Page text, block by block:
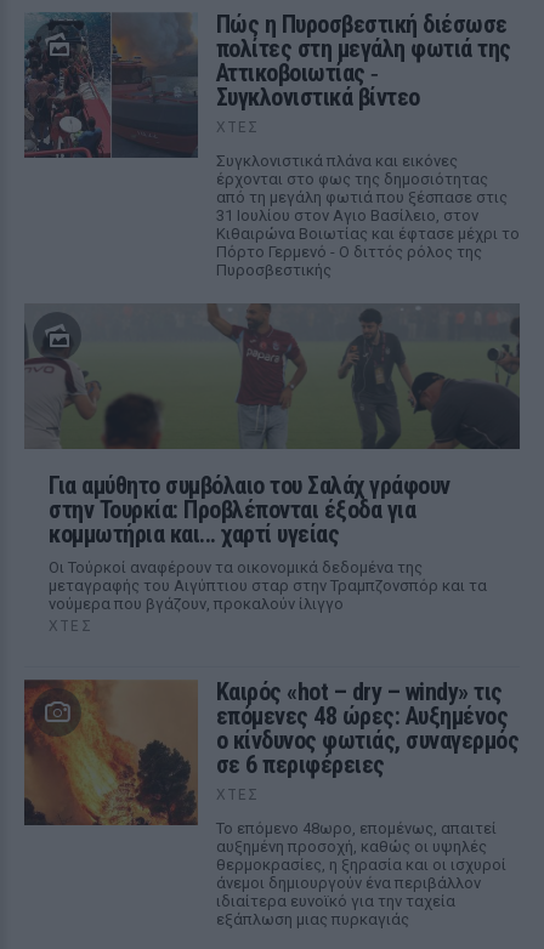
Πώς η Πυροσβεστική διέσωσε
πολίτες στη μεγάλη φωτιά της
Αττικοβοιωτίας ‑
Συγκλονιστικά βίντεο
ΧΤΕΣ
Συγκλονιστικά πλάνα και εικόνες
έρχονται στο φως της δημοσιότητας
από τη μεγάλη φωτιά που ξέσπασε στις
31 Ιουλίου στον Αγιο Βασίλειο, στον
Κιθαιρώνα Βοιωτίας και έφτασε μέχρι το
Πόρτο Γερμενό - Ο διττός ρόλος της
Πυροσβεστικής
Για αμύθητο συμβόλαιο του Σαλάχ γράφουν
στην Τουρκία: Προβλέπονται έξοδα για
κομμωτήρια και... χαρτί υγείας
Οι Τούρκοί αναφέρουν τα οικονομικά δεδομένα της
μεταγραφής του Αιγύπτιου σταρ στην Τραμπζονσπόρ και τα
νούμερα που βγάζουν, προκαλούν ίλιγγο
ΧΤΕΣ
Καιρός «hot – dry – windy» τις
επόμενες 48 ώρες: Αυξημένος
ο κίνδυνος φωτιάς, συναγερμός
σε 6 περιφέρειες
ΧΤΕΣ
Το επόμενο 48ωρο, επομένως, απαιτεί
αυξημένη προσοχή, καθώς οι υψηλές
θερμοκρασίες, η ξηρασία και οι ισχυροί
άνεμοι δημιουργούν ένα περιβάλλον
ιδιαίτερα ευνοϊκό για την ταχεία
εξάπλωση μιας πυρκαγιάς